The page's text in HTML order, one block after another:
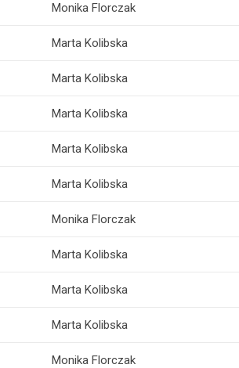
Monika Florczak
Marta Kolibska
Marta Kolibska
Marta Kolibska
Marta Kolibska
Marta Kolibska
Monika Florczak
Marta Kolibska
Marta Kolibska
Marta Kolibska
Monika Florczak